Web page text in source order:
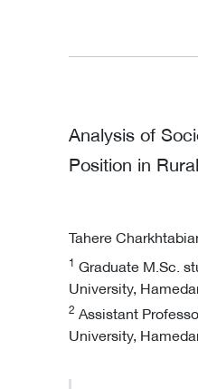
Analysis of
Position in
Tahere
1 Graduate M.Sc.
University,
2 Assistant
University,